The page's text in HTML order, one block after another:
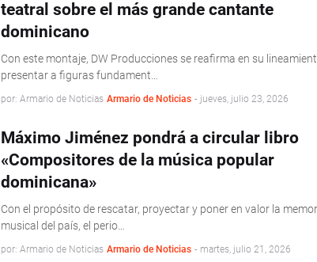
teatral sobre el más grande cantante
dominicano
Con este montaje, DW Producciones se reafirma en su
presentar a figuras fundament…
por: Armario de Noticias Armario de Noticias - jueves, julio 23, 2026
Máximo Jiménez pondrá a circular libro
«Compositores de la música popular
dominicana»
Con el propósito de rescatar, proyectar y poner en valor la
musical del país, el perio…
por: Armario de Noticias Armario de Noticias - martes, julio 21, 2026